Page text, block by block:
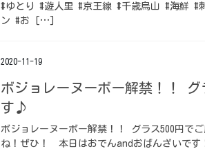
#ゆとり #遊人里 #京王線 #千歳烏山 #海鮮
ン #お […]
2020-11-19
ボジョレーヌーボー解禁！！ グ
す♪
ボジョレーヌーボー解禁！！ グラス500円で
ね！ぜひ！ 本日はおでんandおばんざいです